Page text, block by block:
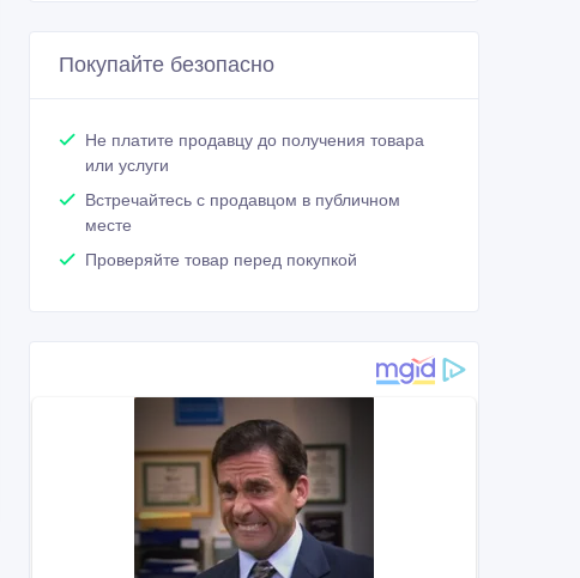
Покупайте безопасно
Не платите продавцу до получения товара
или услуги
Встречайтесь с продавцом в публичном
месте
Проверяйте товар перед покупкой